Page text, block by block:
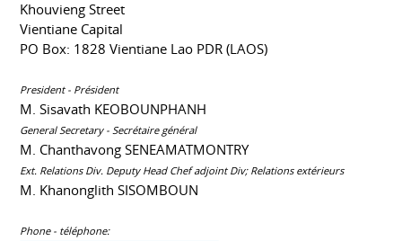
Khouvieng Street
Vientiane Capital
PO Box: 1828 Vientiane Lao PDR (LAOS)
President - Président
M. Sisavath KEOBOUNPHANH
General Secretary - Secrétaire général
M. Chanthavong SENEAMATMONTRY
Ext. Relations Div. Deputy Head Chef adjoint Div; Relations extérieurs
M. Khanonglith SISOMBOUN
Phone - téléphone: